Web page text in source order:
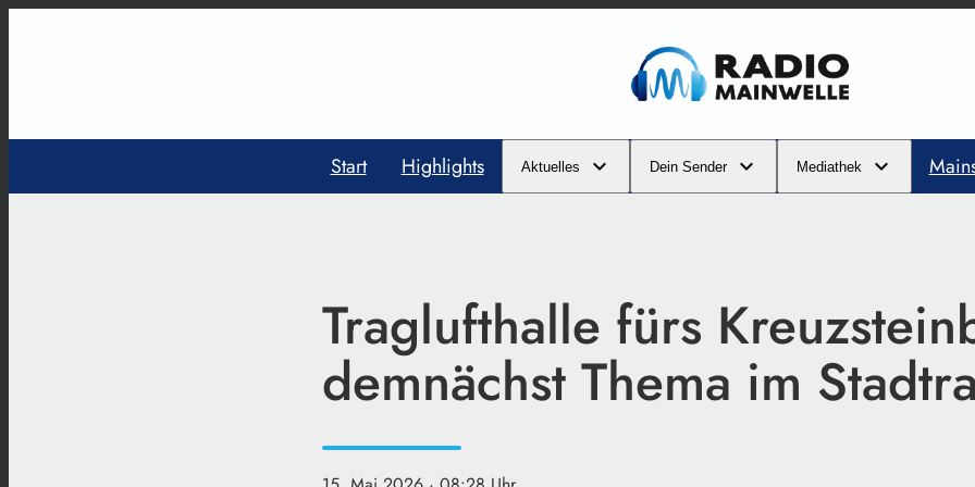
Start Highlights Aktuelles Dein Sender Mediathek
Traglufthalle fürs
demnächst Thema im